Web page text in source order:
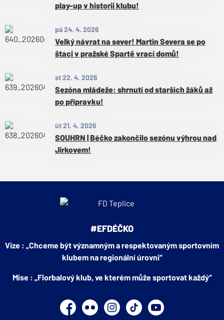
play-up v historii klubu!
pá 24. 4. 2026
Velký návrat na sever! Martin Severa se po
štaci v pražské Spartě vrací domů!
st 22. 4. 2026
Sezóna mládeže: shrnutí od starších žáků až
po přípravku!
út 21. 4. 2026
SOUHRN | Béčko zakončilo sezónu výhrou nad
Jirkovem!
#EFDÉČKO
Vize : „Chceme být významným a respektovaným sportovním
klubem na regionální úrovni“
Mise : „Florbalový klub, ve kterém může sportovat každý“
Facebook
Flickr Instagram
TikTokYouTube